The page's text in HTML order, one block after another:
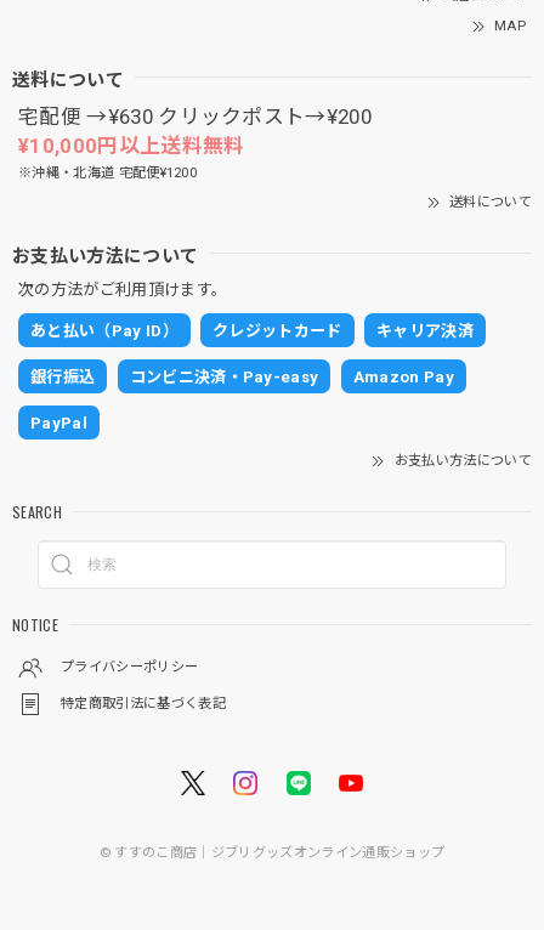
MAP
送料について
宅配便 →¥630 クリックポスト→¥200
¥10,000円以上送料無料
※沖縄・北海道 宅配便¥1200
送料について
お支払い方法について
次の方法がご利用頂けます。
あと払い（Pay ID） クレジットカード キャリア決済
銀行振込 コンビニ決済・Pay-easy Amazon Pay
PayPal
お支払い方法について
SEARCH
NOTICE
プライバシーポリシー
特定商取引法に基づく表記
© すすのこ商店｜ジブリグッズオンライン通販ショップ